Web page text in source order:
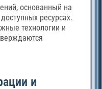
основанный на
ресурсах.
технологии и
и